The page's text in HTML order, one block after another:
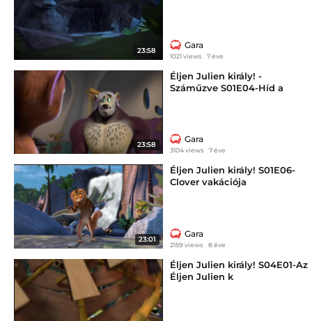
23:58
Gara
1021 views 7 éve
23:58
Éljen Julien király! -
Száműzve S01E04-Híd a
Gara
3104 views 7 éve
23:01
Éljen Julien király! S01E06-
Clover vakációja
Gara
2159 views 8 éve
Éljen Julien király! S04E01-Az
Éljen Julien k